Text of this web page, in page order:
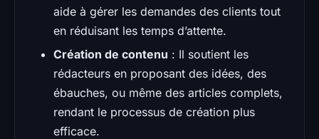
aide à gérer les demandes des clients tout
en réduisant les temps d’attente.
Création de contenu : Il soutient les
rédacteurs en proposant des idées, des
ébauches, ou même des articles complets,
rendant le processus de création plus
efficace.